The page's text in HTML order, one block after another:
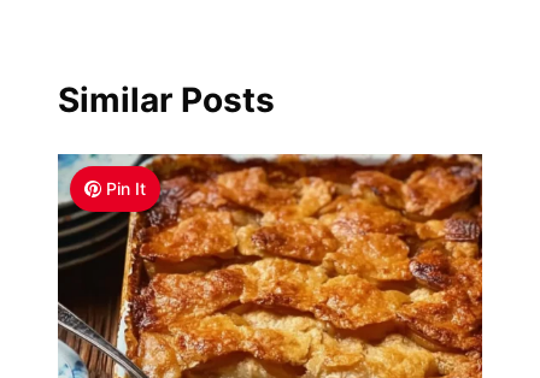
Similar Posts
Pin It